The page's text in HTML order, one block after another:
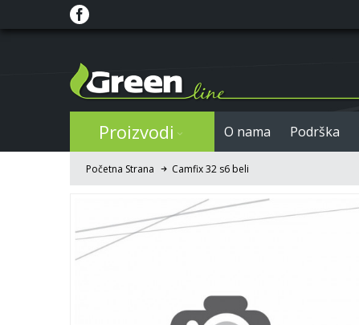
Proizvodi O nama Podrška
Početna Strana Camfix 32 s6 beli